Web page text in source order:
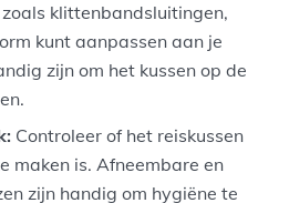
klittenbandsluitingen,
kunt aanpassen aan je
zijn om het kussen op de
Controleer of het reiskussen
maken is. Afneembare en
zijn handig om hygiëne te